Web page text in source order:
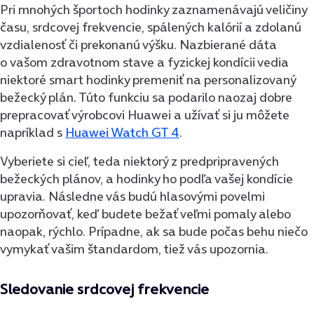
Pri mnohých športoch hodinky zaznamenávajú veličiny
času, srdcovej frekvencie, spálených kalórií a zdolanú
vzdialenosť či prekonanú výšku. Nazbierané dáta
o vašom zdravotnom stave a fyzickej kondícii vedia
niektoré smart hodinky premeniť na personalizovaný
bežecký plán. Túto funkciu sa podarilo naozaj dobre
prepracovať výrobcovi Huawei a užívať si ju môžete
napríklad s Huawei Watch GT 4.
Vyberiete si cieľ, teda niektorý z predpripravených
bežeckých plánov, a hodinky ho podľa vašej kondície
upravia. Následne vás budú hlasovými povelmi
upozorňovať, keď budete bežať veľmi pomaly alebo
naopak, rýchlo. Prípadne, ak sa bude počas behu niečo
vymykať vašim štandardom, tiež vás upozornia.
Sledovanie srdcovej frekvencie